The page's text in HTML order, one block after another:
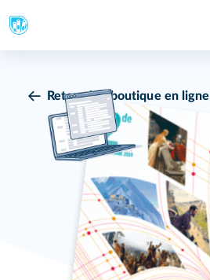
Retour à la boutique en ligne